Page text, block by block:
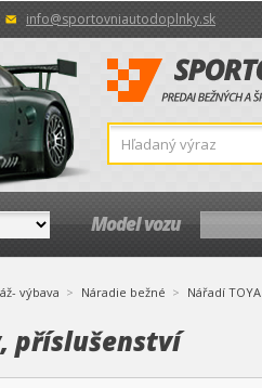
info@sportovniautodoplnky.sk
Model vozu
výbava Náradie bežné Nářadí TOYA
příslušenství